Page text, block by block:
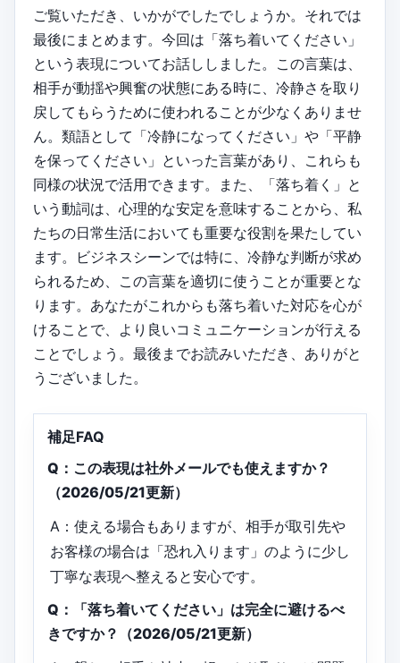
ご覧いただき、いかがでしたでしょうか。それでは
最後にまとめます。今回は「落ち着いてください」
という表現についてお話ししました。この言葉は、
相手が動揺や興奮の状態にある時に、冷静さを取り
戻してもらうために使われることが少なくありませ
ん。類語として「冷静になってください」や「平静
を保ってください」といった言葉があり、これらも
同様の状況で活用できます。また、「落ち着く」と
いう動詞は、心理的な安定を意味することから、私
たちの日常生活においても重要な役割を果たしてい
ます。ビジネスシーンでは特に、冷静な判断が求め
られるため、この言葉を適切に使うことが重要とな
ります。あなたがこれからも落ち着いた対応を心が
けることで、より良いコミュニケーションが行える
ことでしょう。最後までお読みいただき、ありがと
うございました。
補足FAQ
Q：この表現は社外メールでも使えますか？
（2026/05/21更新）
A：使える場合もありますが、相手が取引先や
お客様の場合は「恐れ入ります」のように少し
丁寧な表現へ整えると安心です。
Q：「落ち着いてください」は完全に避けるべ
きですか？（2026/05/21更新）